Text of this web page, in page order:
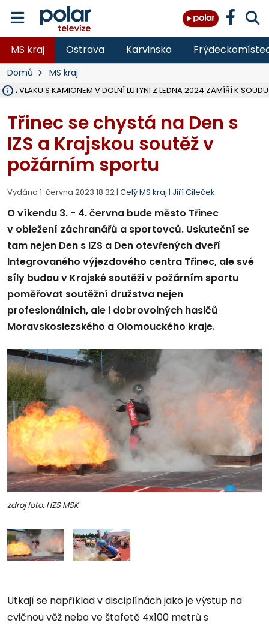
MS kraj Ostrava Karvinsko
Domů MS kraj
VLAKU S KAMIONEM V DOLNÍ LUTYNI Z LEDNA 2024 ZAMÍŘÍ K SOUDU
Třinec se chystá na Den s
IZS a Krajskou soutěž v
požárním sportu
Vydáno 1. června 2023 18:32 | Celý MS kraj | Jiří Cileček
O víkendu 3. - 4. června bude město Třinec
v obležení záchranářů a sportovců. Uskuteční se
tam nejen Den s IZS a Den otevřených dveří
Integrovaného výjezdového centra Třinec, ale své
síly budou v Krajské soutěži v požárním sportu
poměřovat soutěžní družstva nejen
profesionálních, ale i dobrovolných hasičů
Moravskoslezského a Olomouckého kraje.
zdroj foto: HZS MSK
Utkají se například v disciplínách jako je výstup na
cvičnou věž nebo ve štafetě 4x100 metrů s